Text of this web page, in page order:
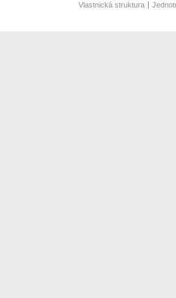
Vlastnická struktura